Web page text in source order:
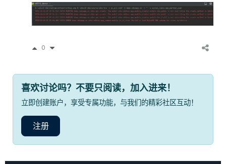
0
喜欢讨论吗？不要只阅读，加入进来！
立即创建账户，享受专属功能，与我们的精彩社区互动！
注册